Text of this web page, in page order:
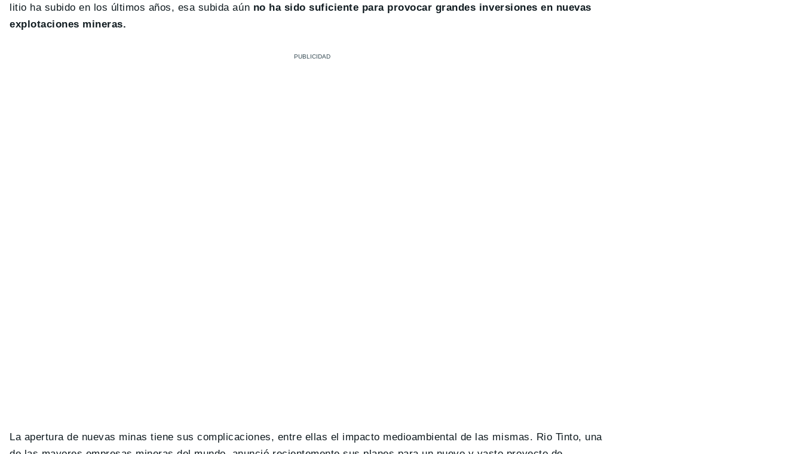
litio ha subido en los últimos años, esa subida aún no ha sido suficiente para provocar grandes inversiones en nuevas
explotaciones mineras.
La apertura de nuevas minas tiene sus complicaciones, entre ellas el impacto medioambiental de las mismas. Rio Tinto, una